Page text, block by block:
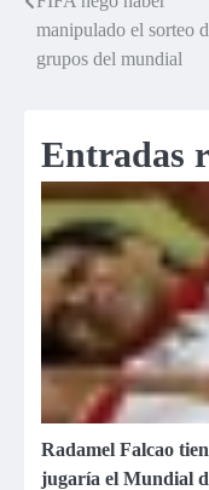
Navegación
de
manipulado el sorteo
grupos del mundial
Entradas
Radamel Falcao
jugaría el Mundial